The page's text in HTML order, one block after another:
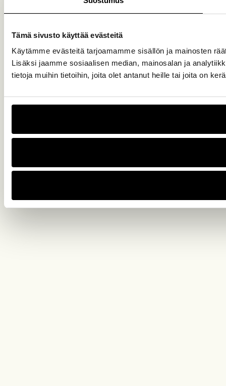
Tämä sivusto käyttää evästeitä
Käytämme evästeitä tarjoamamme sisällön ja mainosten
Lisäksi jaamme sosiaalisen median, mainosalan ja
tietoja muihin tietoihin, joita olet antanut heille tai joita on